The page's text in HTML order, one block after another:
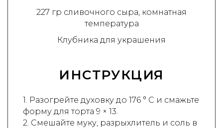
227 гр сливочного сыра, комнатная
температура
Клубника для украшения
ИНСТРУКЦИЯ
1. Разогрейте духовку до 176 ° C и смажьте
форму для торта 9 × 13.
2. Смешайте муку, разрыхлитель и соль в